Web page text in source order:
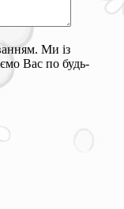
Ми із
Вас по будь-